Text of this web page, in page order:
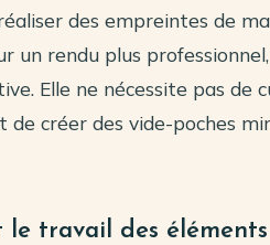
des empreintes de
un rendu plus
Elle ne nécessite pas de
créer des vide-poches
le travail des